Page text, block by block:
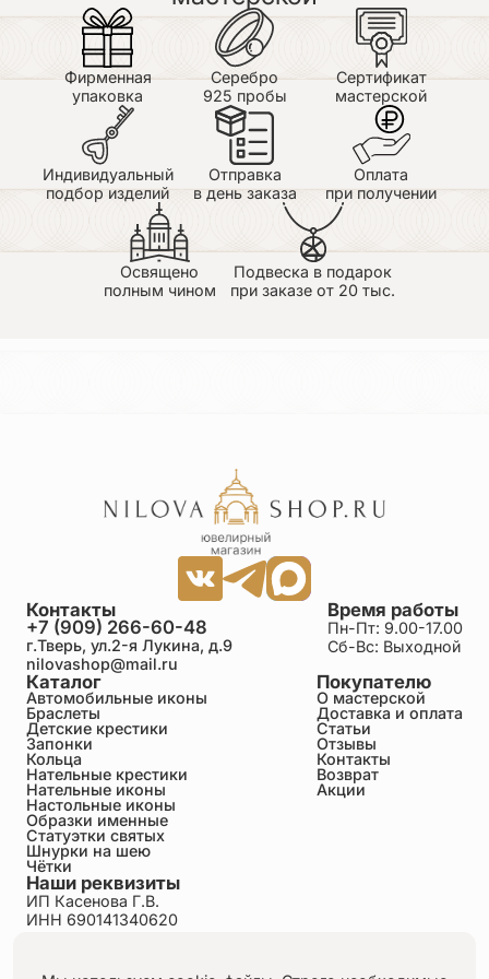
цепляется.Доставка быстрая.Спасибо Галине!
Татьяна Шматова
25.06.2026
Достоинства: Заказала внученьке, хочу делать
подарок. от крестика исходит благодать. Работа
изумительная. филигранная. радует сердце и душу.
Спасибо мастерам, храни вас бог! Недостатки: нет
заказ сделали быстро и доставили в срок.
Отдельное спасибо Галине!
Фирменная
упаковка
Серебро
925 пробы
Сертификат
мастерской
Индивидуальный
подбор изделий
Отправка
в день заказа
Оплата
при получении
Освящено
полным чином
Подвеска в подарок
при заказе от 20 тыс.
Каталог
Автомобильные иконы
Браслеты
Детские крестики
Запонки
Кольца
Нательные крестики
Нательные иконы
Настольные иконы
Образки именные
Статуэтки святых
Шнурки на шею
Чётки
Покупателю
О мастерской
Доставка и оплата
Статьи
Отзывы
Контакты
Возврат
Акции
Время работы
Пн-Пт: 9.00-17.00
Сб-Вс: Выходной
Контакты
+7 (909) 266-60-48
г.Тверь, ул.2-я Лукина, д.9
nilovashop@mail.ru
Наши реквизиты
ИП Касенова Г.В.
ИНН 690141340620
Пользовательское соглашение